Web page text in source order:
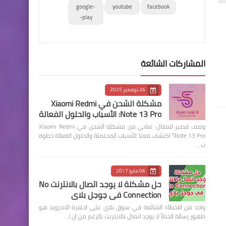
facebook
youtube
google-
play-
المشاركات الشائعة
26 نوفمبر 2025
مشكلة الشحن في Xiaomi Redmi
Note 13 Pro: الأسباب والحلول الفعالة
وصف قصير للمقال: تعاني من مشكلة الشحن في Xiaomi Redmi
Note 13 Pro؟ اكتشف معنا الأسباب المحتملة والحلول الفعالة خطوة
ب…
06 مايو 2017
حل مشكلة لا يوجد اتصال بالانترنت No
Connection في جوجل بلاي
واحد من الاخطاء الشائعة في سوق بلاي على اجهزة الاندرويد هو
ظهور رسالة الخطأ لا يوجد اتصال بالانترنت بالرغم من ان ا…